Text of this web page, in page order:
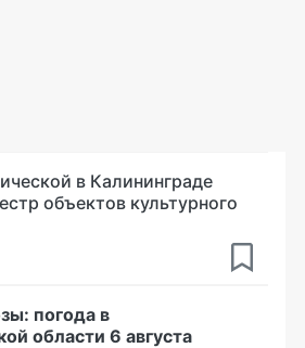
в Калининграде
объектов культурного
погода в
области 6 августа